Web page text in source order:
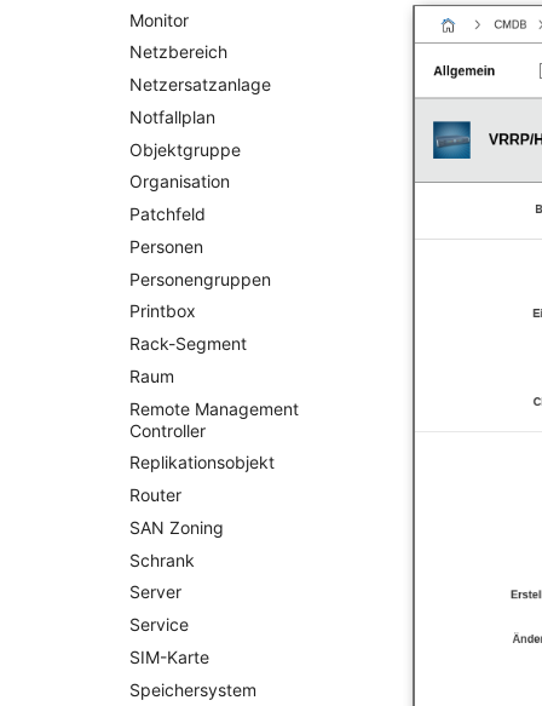
Faser/Ader
FC-Port
Formfaktor
Freigabe
Freigabenzugriff
Gastsysteme
Gerät
Grafikkarte
Gruppenmitgliedschaft
Handbuchzuweisung
Hostadapter (HBA)
Hostadresse
Installation
IP-Liste
Kabel
Karten
Kontaktzuweisung
Laufwerk
Listener
Lizenzschlüssel
Logbuch
Login
Monitor
Netzbereich
Netzersatzanlage
Notfallplan
Objektgruppe
Organisation
Patchfeld
Personen
Personengruppen
Printbox
Rack-Segment
Raum
Remote Management
Controller
Replikationsobjekt
Router
SAN Zoning
Schrank
Server
Service
SIM-Karte
Speichersystem